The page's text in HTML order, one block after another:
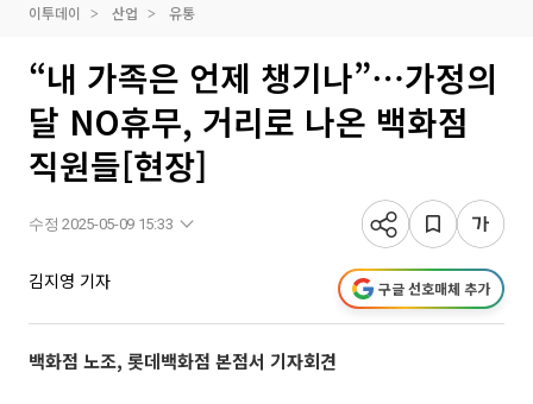
이투데이 산업 유통
“내 가족은 언제 챙기나”⋯가정의
달 NO휴무, 거리로 나온 백화점
직원들[현장]
수정 2025-05-09 15:33
김지영 기자 구글 선호매체 추가
백화점 노조, 롯데백화점 본점서 기자회견